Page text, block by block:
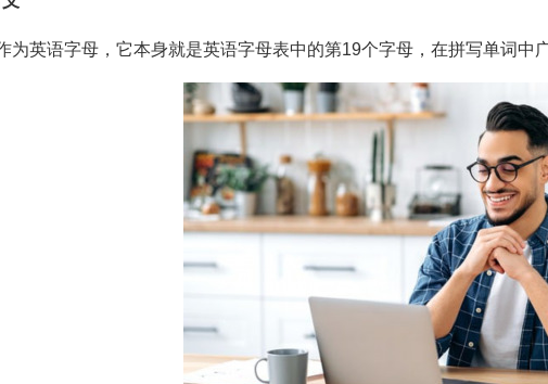
为英语字母，它本身就是英语字母表中的第19个字母，在拼写单词